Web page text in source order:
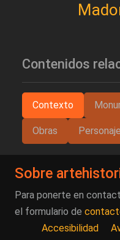
Contenidos
Contexto
Obras
Sobre
Para ponerte en
el formulario de
Accesibilidad